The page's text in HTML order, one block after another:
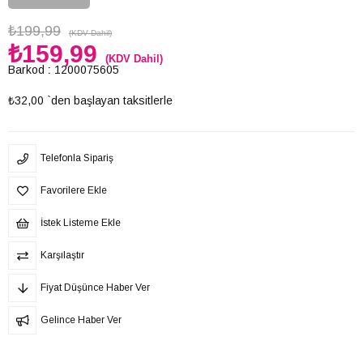
₺199,99 (KDV Dahil)
₺159,99 (KDV Dahil)
Barkod : 1200075605
₺32,00 `den başlayan taksitlerle
Telefonla Sipariş
Favorilere Ekle
İstek Listeme Ekle
Karşılaştır
Fiyat Düşünce Haber Ver
Gelince Haber Ver